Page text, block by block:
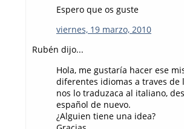
Espero que os guste
viernes, 19 marzo, 2010
Rubén dijo...
Hola, me gustaría hacer ese
diferentes idiomas a traves
nos lo traduzaca al italiano,
español de nuevo.
¿Alguien tiene una idea?